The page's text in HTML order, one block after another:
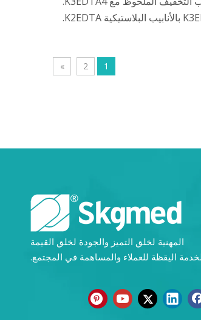
1
2
»
المهنية لخلق التميز والجودة لخلق القيمة
اليقظة للعملاء والمساهمة في المجتمع.